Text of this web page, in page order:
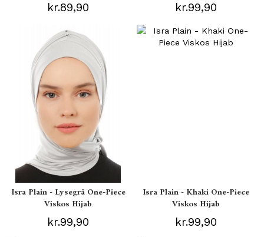
kr.89,90 kr.99,90
Isra Plain - Lysegrå One-Piece
Viskos Hijab
kr.99,90
Isra Plain - Khaki One-Piece
Viskos Hijab
kr.99,90